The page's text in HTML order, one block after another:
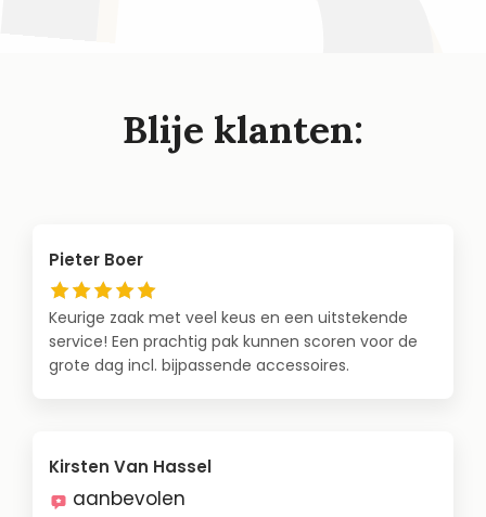
Blije klanten:
Pieter Boer
Keurige zaak met veel keus en een uitstekende
service! Een prachtig pak kunnen scoren voor de
grote dag incl. bijpassende accessoires.
Kirsten Van Hassel
aanbevolen